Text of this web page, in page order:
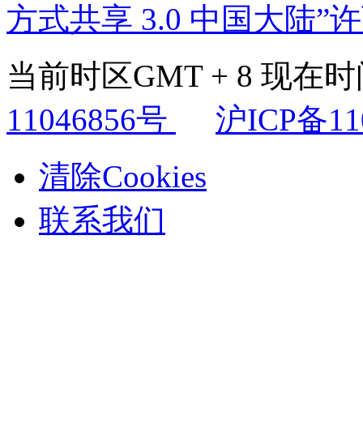
方式共享 3.0 中国大陆”
当前时区GMT + 8 现在
11046856号
沪ICP备
清除Cookies
联系我们